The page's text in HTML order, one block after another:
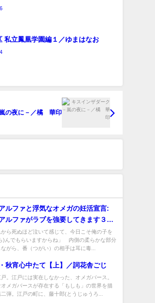
私立鳳凰学園編１／ゆまはなお
の夜に－／橘 華印
ルファと浮気なオメガの妊活宣言:
ルファがラブを強要してきます３／
十円
から死ぬほど泣いて感じて、今日こそ俺の子を
)んでもらいますからね」 内側の柔らかな部分
がら、番（つがい）の相手は耳に毒...
秋宵心中たて【上】／詞花舎ごじ
。江戸には実在しなかった、オメガバース。
オメガバースが存在する「もしも」の世界を描
二弾。江戸の町に、藤十郎(とうじゅうろ...